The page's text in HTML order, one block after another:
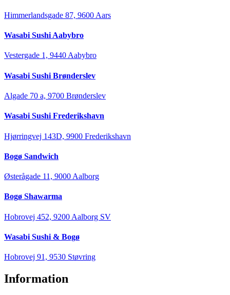
Himmerlandsgade 87, 9600 Aars
Wasabi Sushi Aabybro
Vestergade 1, 9440 Aabybro
Wasabi Sushi Brønderslev
Algade 70 a, 9700 Brønderslev
Wasabi Sushi Frederikshavn
Hjørringvej 143D, 9900 Frederikshavn
Bogø Sandwich
Østerågade 11, 9000 Aalborg
Bogø Shawarma
Hobrovej 452, 9200 Aalborg SV
Wasabi Sushi & Bogø
Hobrovej 91, 9530 Støvring
Information